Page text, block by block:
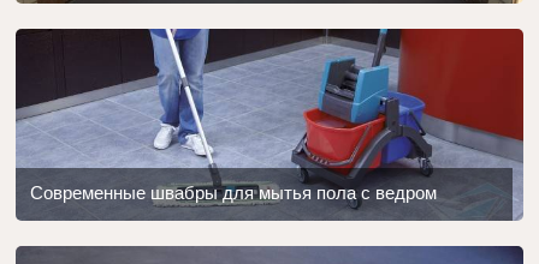
Современные швабры для мытья пола с ведром